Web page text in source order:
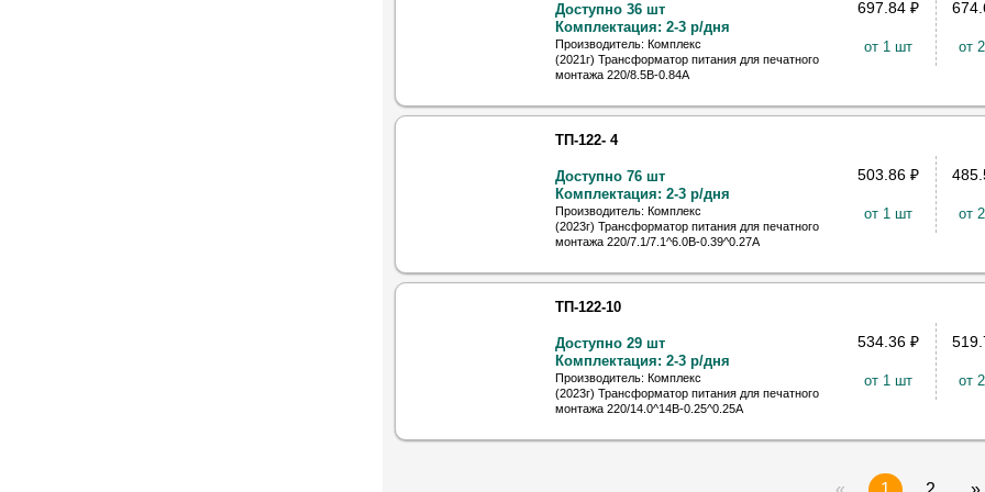
Доступно 36 шт
Комплектация: 2-3 р/дня
Производитель: Комплекс
(2021г) Трансформатор питания для печатного
монтажа 220/8.5В-0.84А
697.84 ₽
от 1 шт от
ТП-122- 4
Доступно 76 шт
Комплектация: 2-3 р/дня
Производитель: Комплекс
(2023г) Трансформатор питания для печатного
монтажа 220/7.1/7.1^6.0В-0.39^0.27А
503.86 ₽
от 1 шт от
ТП-122-10
Доступно 29 шт
Комплектация: 2-3 р/дня
Производитель: Комплекс
(2023г) Трансформатор питания для печатного
монтажа 220/14.0^14В-0.25^0.25А
534.36 ₽
от 1 шт от